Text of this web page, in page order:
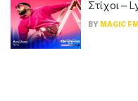
Στίχοι –
BY MAGIC FM